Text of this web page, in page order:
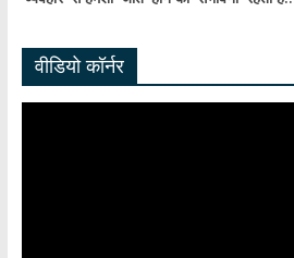
वीडियो कॉर्नर